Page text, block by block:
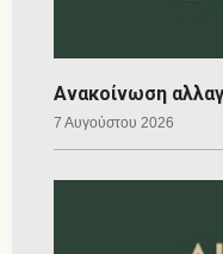
Ανακοίνωση
7 Αυγούστου 2026